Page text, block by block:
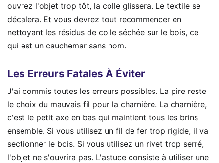
ouvrez l'objet trop tôt, la colle glissera. Le textile se
décalera. Et vous devrez tout recommencer en
nettoyant les résidus de colle séchée sur le bois, ce
qui est un cauchemar sans nom.
Les Erreurs Fatales À Éviter
J'ai commis toutes les erreurs possibles. La pire reste
le choix du mauvais fil pour la charnière. La charnière,
c'est le petit axe en bas qui maintient tous les brins
ensemble. Si vous utilisez un fil de fer trop rigide, il va
sectionner le bois. Si vous utilisez un rivet trop serré,
l'objet ne s'ouvrira pas. L'astuce consiste à utiliser une